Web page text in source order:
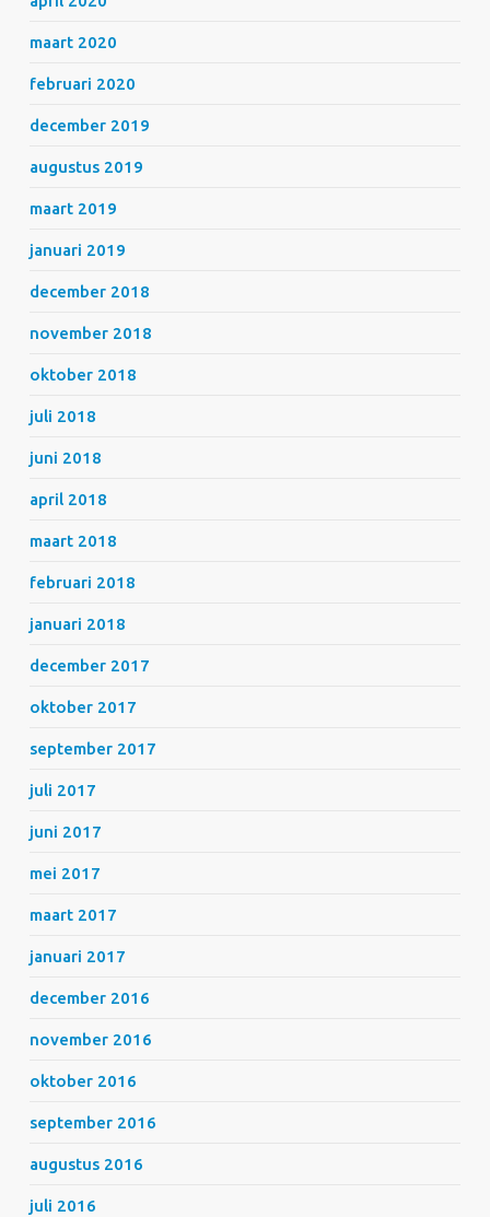
maart 2020
februari 2020
december 2019
augustus 2019
maart 2019
januari 2019
december 2018
november 2018
oktober 2018
juli 2018
juni 2018
april 2018
maart 2018
februari 2018
januari 2018
december 2017
oktober 2017
september 2017
juli 2017
juni 2017
mei 2017
maart 2017
januari 2017
december 2016
november 2016
oktober 2016
september 2016
augustus 2016
juli 2016